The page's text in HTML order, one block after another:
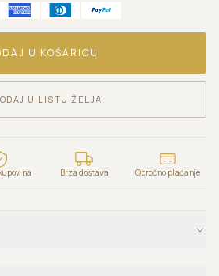
U KOŠARICU
U LISTU ŽELJA
Brza dostava Obročno plaćanje